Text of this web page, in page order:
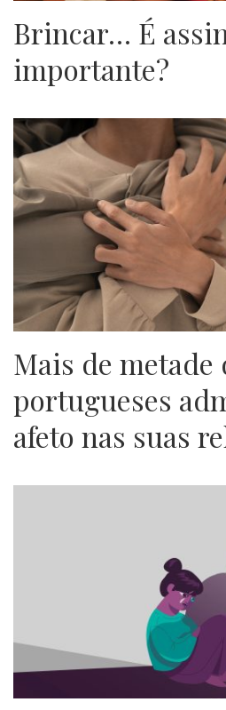
Brincar… É
importante?
Mais de metade
portugueses
afeto nas suas